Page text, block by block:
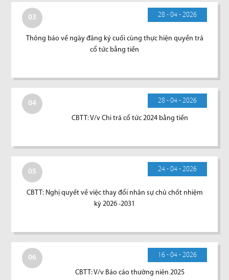
03 28 - 04 - 2026
Thông báo về ngày đăng ký cuối cùng thực hiện quyền trả
cổ tức bằng tiền
04 28 - 04 - 2026
CBTT: V/v Chi trả cổ tức 2024 bằng tiền
05 24 - 04 - 2026
CBTT: Nghị quyết về việc thay đổi nhân sự chủ chốt nhiệm
kỳ 2026 -2031
06 16 - 04 - 2026
CBTT: V/v Báo cáo thường niên 2025